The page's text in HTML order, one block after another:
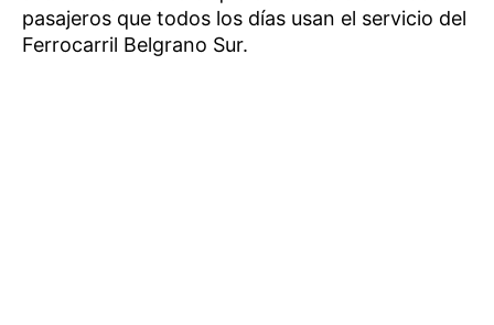
pasajeros que todos los días usan el servicio del
Ferrocarril Belgrano Sur.